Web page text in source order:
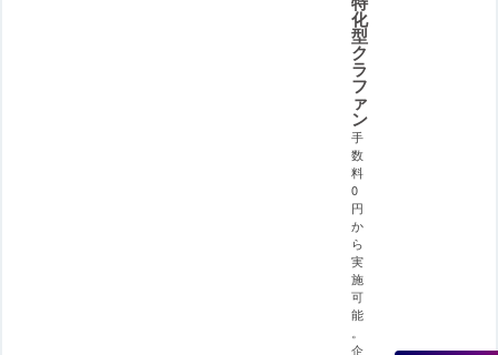
化
型
ク
ラ
フ
ァ
ン
手
数
料
0
円
か
ら
実
施
可
能
。
企